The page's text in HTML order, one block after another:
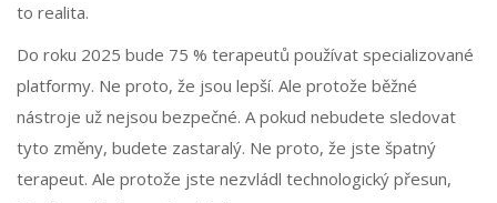
to realita.
Do roku 2025 bude 75 % terapeutů používat specializované
platformy. Ne proto, že jsou lepší. Ale protože běžné
nástroje už nejsou bezpečné. A pokud nebudete sledovat
tyto změny, budete zastaralý. Ne proto, že jste špatný
terapeut. Ale protože jste nezvládl technologický přesun,